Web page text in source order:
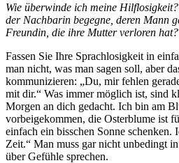
Wie überwinde ich meine
der Nachbarin begegne, deren Mann
Freundin, die ihre Mutter verloren hat?
Fassen Sie Ihre Sprachlosigkeit in
man nicht, was man sagen soll, aber
kommunizieren: „Du, mir fehlen
mit dir.“ Was immer möglich ist, sind
Morgen an dich gedacht. Ich bin am
vorbeigekommen, die Osterblume ist
einfach ein bisschen Sonne schenken.
Zeit.“ Man muss gar nicht unbedingt
über Gefühle sprechen.